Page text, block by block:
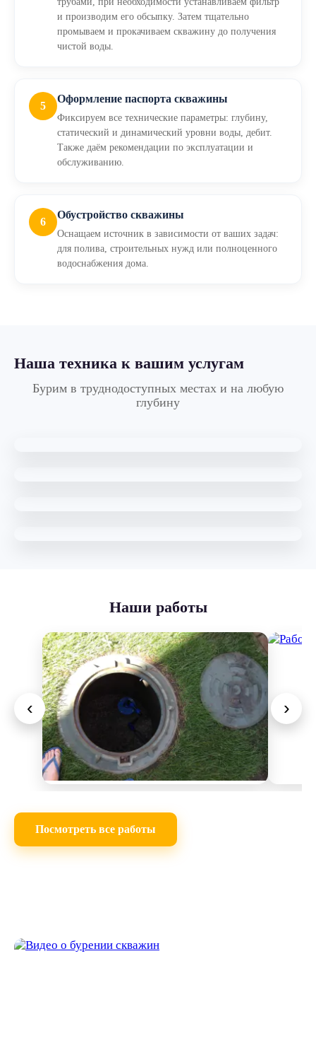
и производим его обсыпку. Затем тщательно
промываем и прокачиваем скважину до получения
чистой воды.
5
Оформление паспорта скважины
Фиксируем все технические параметры: глубину,
статический и динамический уровни воды, дебит.
Также даём рекомендации по эксплуатации и
обслуживанию.
6
Обустройство скважины
Оснащаем источник в зависимости от ваших задач:
для полива, строительных нужд или полноценного
водоснабжения дома.
Наша техника к вашим услугам
Бурим в труднодоступных местах и на любую
глубину
Наши работы
‹ ›
Посмотреть все работы